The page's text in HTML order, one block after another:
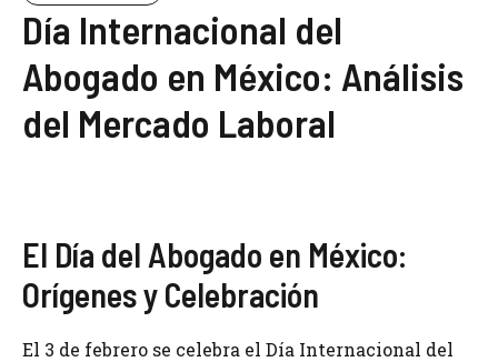
Día Internacional del
Abogado en México: Análisis
del Mercado Laboral
El Día del Abogado en México:
Orígenes y Celebración
El 3 de febrero se celebra el Día Internacional del